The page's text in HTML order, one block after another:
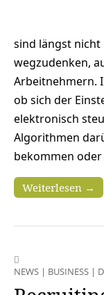
sind längst
wegzudenken,
Arbeitnehmern.
ob sich der
elektronisch
Algorithmen
bekommen
Weiterlesen →
NEWS | BUSINESS |